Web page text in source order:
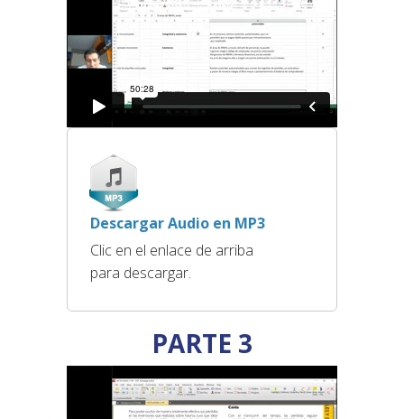
Descargar Audio en MP3
Clic en el enlace de arriba
para descargar.
PARTE 3